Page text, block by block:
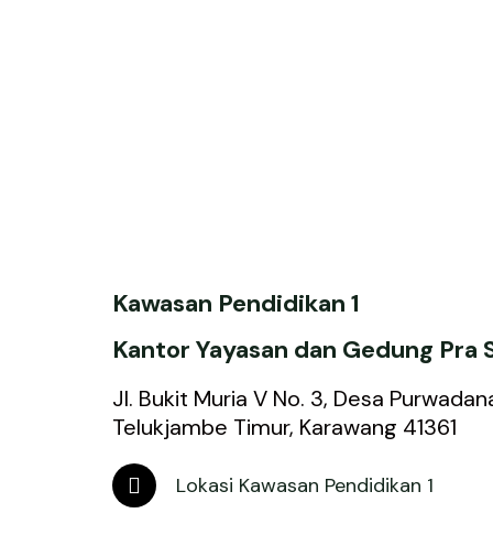
Kawasan Pendidikan 1
Kantor Yayasan dan Gedung Pra
Jl. Bukit Muria V No. 3, Desa
Telukjambe Timur, Karawang 41361
M
a
p
Lokasi Kawasan Pendidikan 1